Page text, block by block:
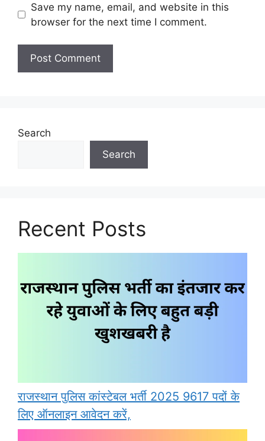
Save my name, email, and website in this
browser for the next time I comment.
Search
Search
Recent Posts
राजस्थान पुलिस कांस्टेबल भर्ती 2025 9617 पदों के
लिए ऑनलाइन आवेदन करें,